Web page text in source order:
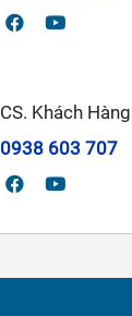
CS. Khách
0938 603 707